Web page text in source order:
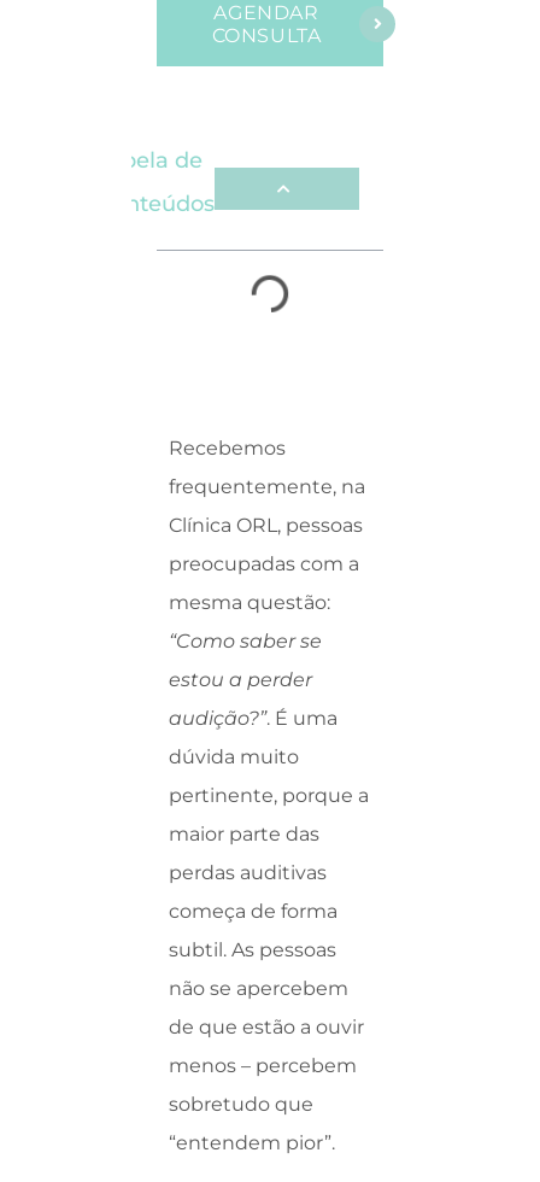
AGENDAR
CONSULTA
Tabela de
Conteúdos
Recebemos
frequentemente, na
Clínica ORL, pessoas
preocupadas com a
mesma questão:
“Como saber se
estou a perder
audição?”. É uma
dúvida muito
pertinente, porque a
maior parte das
perdas auditivas
começa de forma
subtil. As pessoas
não se apercebem
de que estão a ouvir
menos – percebem
sobretudo que
“entendem pior”.